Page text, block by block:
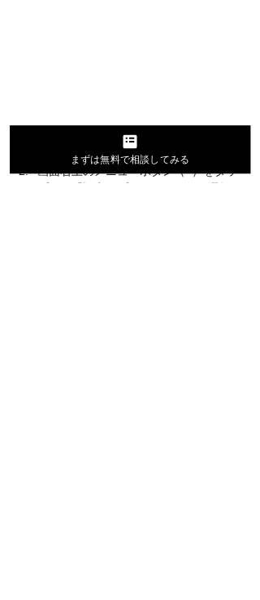
TikTokアプリを開き、プロフィール画面
へ移動します
画面右上のメニューボタン（≡）をタッ
まずは無料で相談してみる